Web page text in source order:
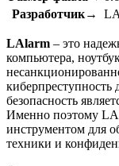
Разработчик→
LAlarm – это
компьютера,
киберпреступность
безопасность
Именно поэтому
инструментом для
техники и